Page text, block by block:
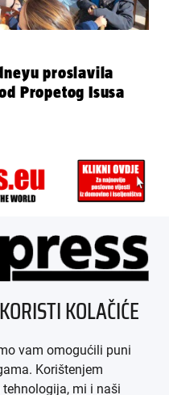
proslavila
Propetog Isusa
KOLAČIĆE
vam omogućili puni
Korištenjem
mi i naši